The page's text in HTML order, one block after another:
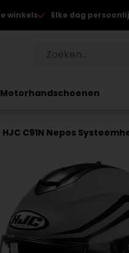
winkels Elke dag
Motorhandschoenen
HJC C91N Nepos